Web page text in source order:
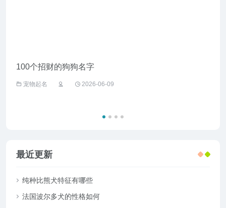
100个招财的狗狗名字
宠物起名 2026-06-09
最近更新
纯种比熊犬特征有哪些
法国波尔多犬的性格如何